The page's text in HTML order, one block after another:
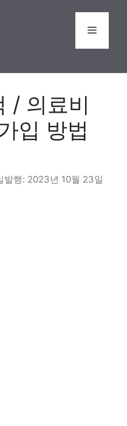
Menu
/ 의료비
입 방법
2023년 10월 23일